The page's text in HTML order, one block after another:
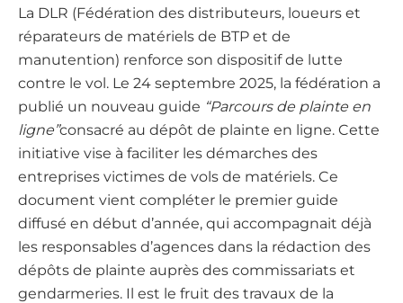
La DLR (Fédération des distributeurs, loueurs et
réparateurs de matériels de BTP et de
manutention) renforce son dispositif de lutte
contre le vol. Le 24 septembre 2025, la fédération a
publié un nouveau guide “Parcours de plainte en
ligne”consacré au dépôt de plainte en ligne. Cette
initiative vise à faciliter les démarches des
entreprises victimes de vols de matériels. Ce
document vient compléter le premier guide
diffusé en début d’année, qui accompagnait déjà
les responsables d’agences dans la rédaction des
dépôts de plainte auprès des commissariats et
gendarmeries. Il est le fruit des travaux de la